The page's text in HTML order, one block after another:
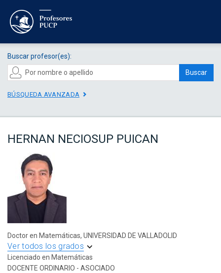
Buscar profesor(es):
Buscar
BÚSQUEDA AVANZADA
HERNAN NECIOSUP PUICAN
Doctor en Matemáticas, UNIVERSIDAD DE VALLADOLID
Ver todos los grados
Licenciado en Matemáticas
DOCENTE ORDINARIO - ASOCIADO